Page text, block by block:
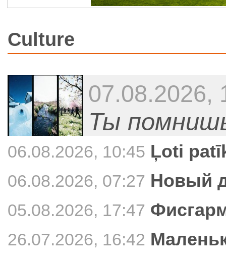
Culture
07.08.2026,
Ты
06.08.2026, 10:45 Ļoti
06.08.2026, 07:27 Новый
05.08.2026, 17:47
26.07.2026, 16:42